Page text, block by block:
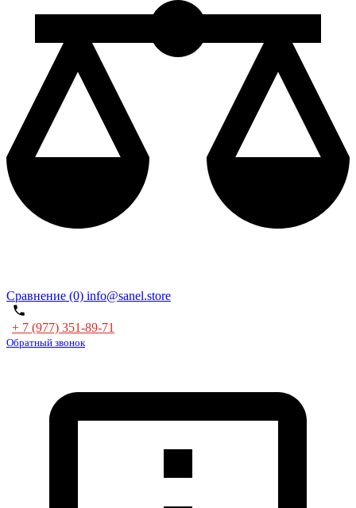
Сравнение (0) info@sanel.store
+ 7 (977) 351-89-71
Обратный звонок